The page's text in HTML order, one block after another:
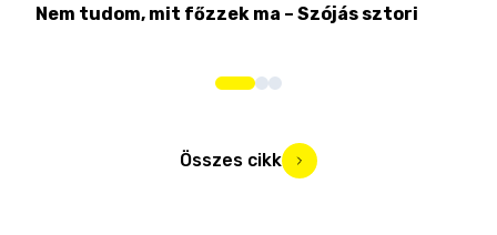
Nem tudom, mit főzzek ma – Szójás sztori
Összes cikk